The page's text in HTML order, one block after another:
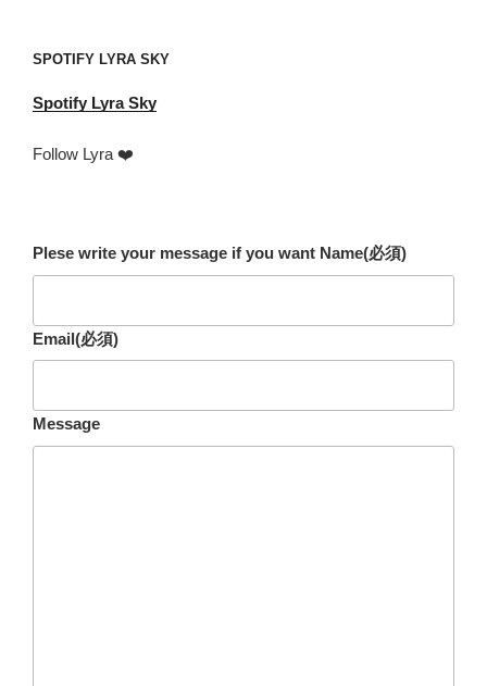
SPOTIFY LYRA SKY
Spotify Lyra Sky
Follow Lyra ❤️
Plese write your message if you want Name(必須)
Email(必須)
Message